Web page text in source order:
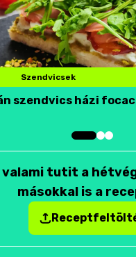
Szendvicsek
szendvics házi
tutit a
másokkal is a